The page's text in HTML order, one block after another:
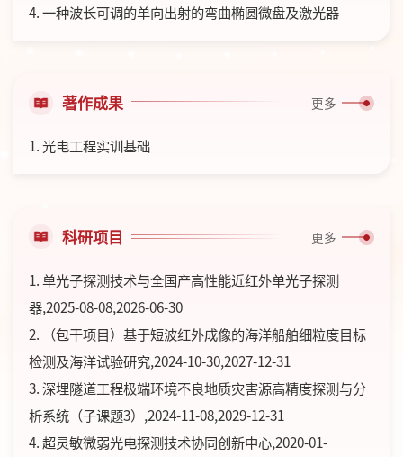
4. 一种波长可调的单向出射的弯曲椭圆微盘及激光器
著作成果 更多
1. 光电工程实训基础
科研项目 更多
1. 单光子探测技术与全国产高性能近红外单光子探测
器,2025-08-08,2026-06-30
2. （包干项目）基于短波红外成像的海洋船舶细粒度目标
检测及海洋试验研究,2024-10-30,2027-12-31
3. 深埋隧道工程极端环境不良地质灾害源高精度探测与分
析系统（子课题3）,2024-11-08,2029-12-31
4. 超灵敏微弱光电探测技术协同创新中心,2020-01-